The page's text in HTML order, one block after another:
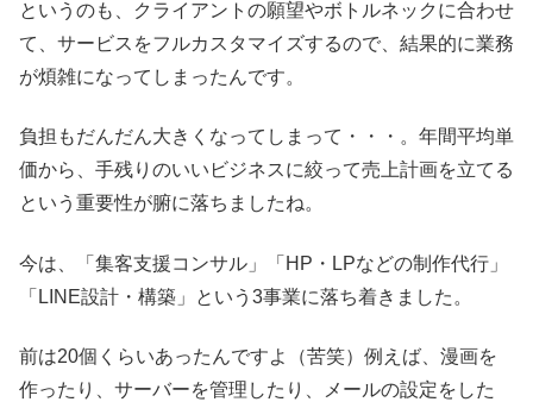
というのも、クライアントの願望やボトルネックに合わせ
て、サービスをフルカスタマイズするので、結果的に業務
が煩雑になってしまったんです。
負担もだんだん大きくなってしまって・・・。年間平均単
価から、手残りのいいビジネスに絞って売上計画を立てる
という重要性が腑に落ちましたね。
今は、「集客支援コンサル」「HP・LPなどの制作代行」
「LINE設計・構築」という3事業に落ち着きました。
前は20個くらいあったんですよ（苦笑）例えば、漫画を
作ったり、サーバーを管理したり、メールの設定をした